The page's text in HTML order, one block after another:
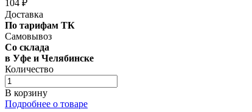
104 ₽
Доставка
По тарифам ТК
Самовывоз
Со склада
в Уфе и Челябинске
Количество
В корзину
Подробнее о товаре